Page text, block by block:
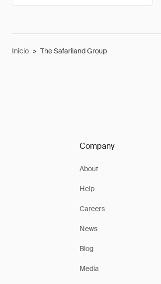
Inicio > The Safariland Group
Company
About
Help
Careers
News
Blog
Media